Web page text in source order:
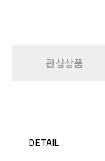
관심상품
DETAIL